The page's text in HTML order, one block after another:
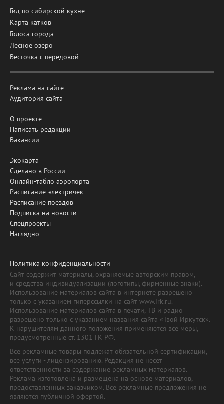
Гид по сибирской кухне
Карта катков
Голоса города
Лесное озеро
Весточка с передовой
Реклама на сайте
Аудитория сайта
О проекте
Написать редакции
Вакансии
Экокарта
Сделано в России
Онлайн-табло аэропорта
Расписание электричек
Расписание поездов
Подписка на новости
Спецпроекты
Наглядно
Политика конфиденциальности
Сайт содержит материалы, охраняемые авторским правом,
и средства индивидуализации (логотипы, фирменные знаки).
Использование материалов сайта в интернете разрешено
только с указанием гиперссылки на сайт www.irk.ru.
Использование материалов сайта в печати, ТВ и радио
разрешено только с указанием названия сайта «Твой Иркутск».
К нарушителям данного положения применяются все меры,
предусмотренные ст. 1301 ГК РФ.
Все рекламные товары подлежат обязательной сертификации,
все услуги - лицензированию. Редакция не несет
ответственности за содержание рекламных материалов.
Реклама изготовлена и размещена на основе материалов,
предоставленных заказчиком. Все рекламные предложения не
являются публичной офертой.